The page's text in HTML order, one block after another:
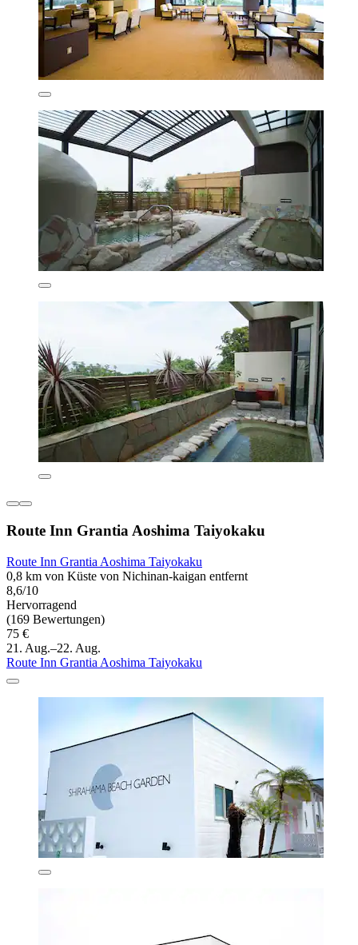
Route Inn Grantia Aoshima Taiyokaku
Route Inn Grantia Aoshima Taiyokaku
0,8 km von Küste von Nichinan-kaigan entfernt
8,6/10
Hervorragend
(169 Bewertungen)
75 €
21. Aug.–22. Aug.
Route Inn Grantia Aoshima Taiyokaku